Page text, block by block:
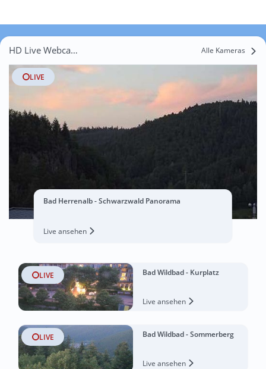
HD Live Webcams Königsbach-Stein Alle Kameras
LIVE
Bad Herrenalb - Schwarzwald Panorama
Live ansehen
LIVE Bad Wildbad - Kurplatz
Live ansehen
LIVE Bad Wildbad - Sommerberg
Live ansehen